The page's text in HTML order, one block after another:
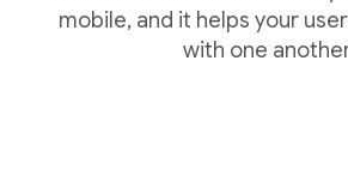
mobile, and it helps your
with one